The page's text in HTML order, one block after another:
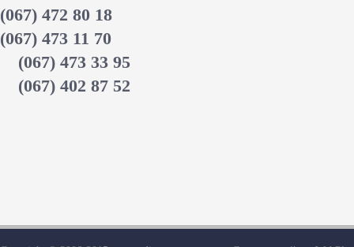
(067) 472 80 18
(067) 473 11 70
(067) 473 33 95
(067) 402 87 52